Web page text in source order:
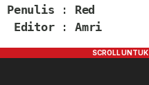
Penulis : Red
Editor : Amri